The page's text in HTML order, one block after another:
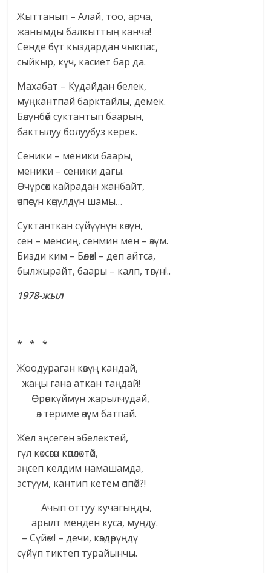
Жыттанып – Алай, тоо, арча,
жанымды балкыттың канча!
Сенде бүт кыздардан чыкпас,
сыйкыр, күч, касиет бар да.
Махабат – Кудайдан белек,
муңкантпай барктайлы, демек.
Бөлүнбөй суктантып баарын,
бактылуу болуубуз керек.
Сеники – меники баары,
меники – сеники дагы.
Өчүрсөк кайрадан жанбайт,
өчпөсүн көңүлдүн шамы…
Суктанткан сүйүүнүн көзүн,
сен – менсиң, сенмин мен – өзүм.
Бизди ким – Бөлөк! – деп айтса,
былжырайт, баары – калп, төгүн!..
1978-жыл
* * *
Жоодураган көзүң кандай,
жаңы гана аткан таңдай!
Өрөпкүймүн жарылчудай,
өз териме өзүм батпай.
Жел эңсеген эбелектей,
гүл көксөгөн көпөлөктөй,
эңсеп келдим намашамда,
эстүүм, кантип кетем өппөй?!
Ачып оттуу кучагыңды,
арылт менден куса, муңду.
– Сүйөм! – дечи, көздөрүңдү
сүйүп тиктеп турайынчы.